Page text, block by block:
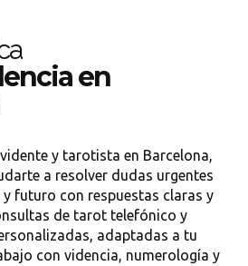
en
y tarotista en Barcelona,
a resolver dudas urgentes
futuro con respuestas claras y
de tarot telefónico y
adaptadas a tu
con videncia, numerología y